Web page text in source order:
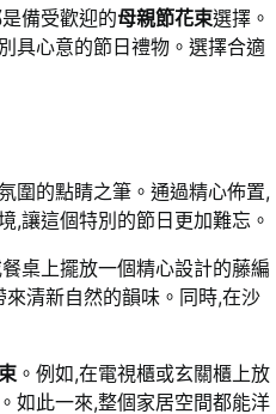
備受歡迎的母親節花束選擇。
具心意的節日禮物。選擇合適
圍的點睛之筆。通過精心佈置,
,讓這個特別的節日更加難忘。
桌上擺放一個精心設計的藤編
清新自然的韻味。同時,在沙
。例如,在電視櫃或玄關櫃上放
如此一來,整個家居空間都能洋